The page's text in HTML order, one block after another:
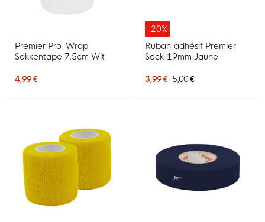
Premier Pro-Wrap
Sokkentape 7.5cm Wit
4,99 €
-20%
Ruban adhésif Premier
Sock 19mm Jaune
3,99 € 5,00 €